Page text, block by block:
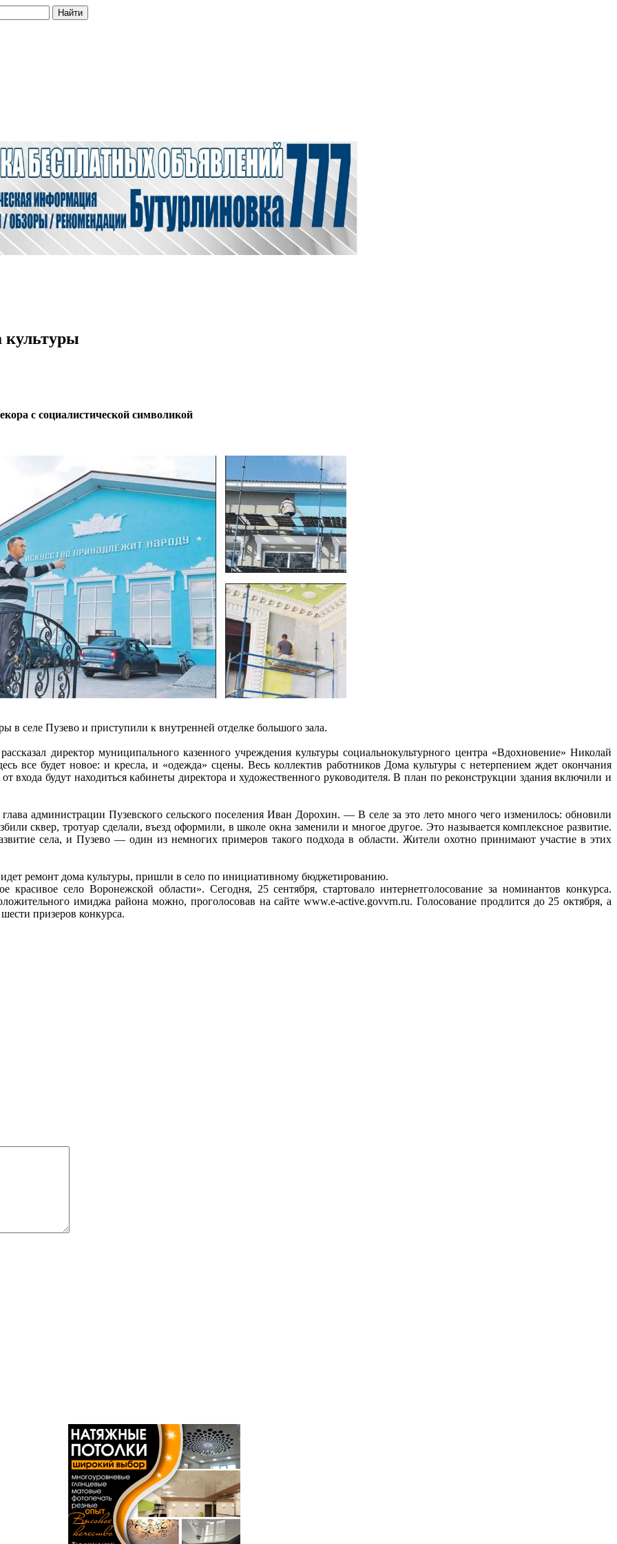
Найти
культуры
с социалистической символикой
в селе Пузево и приступили к внутренней отделке большого зала.
директор муниципального казенного учреждения культуры социальнокультурного центра «Вдохновение» Николай
все будет новое: и кресла, и «одежда» сцены. Весь коллектив работников Дома культуры с нетерпением ждет окончания
будут находиться кабинеты директора и художественного руководителя. В план по реконструкции здания включили и
администрации Пузевского сельского поселения Иван Дорохин. — В селе за это лето много чего изменилось: обновили
сквер, тротуар сделали, въезд оформили, в школе окна заменили и многое другое. Это называется комплексное развитие.
села, и Пузево — один из немногих примеров такого подхода в области. Жители охотно принимают участие в этих
ремонт дома культуры, пришли в село по инициативному бюджетированию.
село Воронежской области». Сегодня, 25 сентября, стартовало интернетголосование за номинантов конкурса.
имиджа района можно, проголосовав на сайте www.e-active.govvrn.ru. Голосование продлится до 25 октября, а
призеров конкурса.